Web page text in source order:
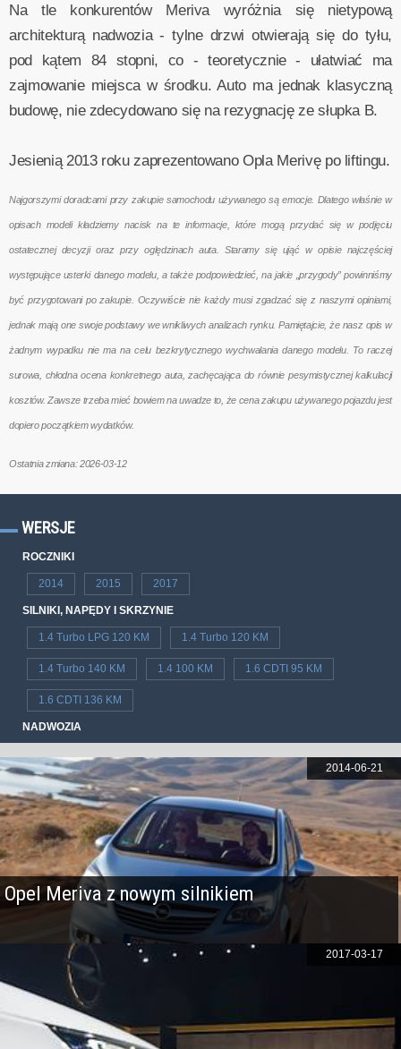
Na tle konkurentów Meriva wyróżnia się nietypową
architekturą nadwozia - tylne drzwi otwierają się do tyłu,
pod kątem 84 stopni, co - teoretycznie - ułatwiać ma
zajmowanie miejsca w środku. Auto ma jednak klasyczną
budowę, nie zdecydowano się na rezygnację ze słupka B.
Jesienią 2013 roku zaprezentowano Opla Merivę po liftingu.
Najgorszymi doradcami przy zakupie samochodu używanego są emocje. Dlatego właśnie w
opisach modeli kładziemy nacisk na te informacje, które mogą przydać się w podjęciu
ostatecznej decyzji oraz przy oględzinach auta. Staramy się ująć w opisie najczęściej
występujące usterki danego modelu, a także podpowiedzieć, na jakie „przygody” powinniśmy
być przygotowani po zakupie. Oczywiście nie każdy musi zgadzać się z naszymi opiniami,
jednak mają one swoje podstawy we wnikliwych analizach rynku. Pamiętajcie, że nasz opis w
żadnym wypadku nie ma na celu bezkrytycznego wychwalania danego modelu. To raczej
surowa, chłodna ocena konkretnego auta, zachęcająca do równie pesymistycznej kalkulacji
kosztów. Zawsze trzeba mieć bowiem na uwadze to, że cena zakupu używanego pojazdu jest
dopiero początkiem wydatków.
Ostatnia zmiana: 2026-03-12
WERSJE
ROCZNIKI
2014 2015 2017
SILNIKI, NAPĘDY I SKRZYNIE
1.4 Turbo LPG 120 KM 1.4 Turbo 120 KM
1.4 Turbo 140 KM 1.4 100 KM 1.6 CDTI 95 KM
1.6 CDTI 136 KM
NADWOZIA
Opel Meriva z nowym silnikiem
2014-06-21
2017-03-17